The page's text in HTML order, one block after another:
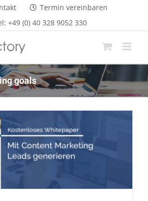
Termin vereinbaren
+49 (0) 40 328 9052 330
goals